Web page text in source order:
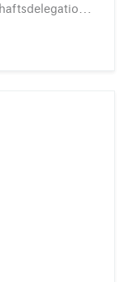
führen. Gemeinsam mit einer Wirtschaftsdelegation des Landes Brandenburg setzen wir auf internationalen Austausch und engagieren uns für die Ausbildung junger Talente in…